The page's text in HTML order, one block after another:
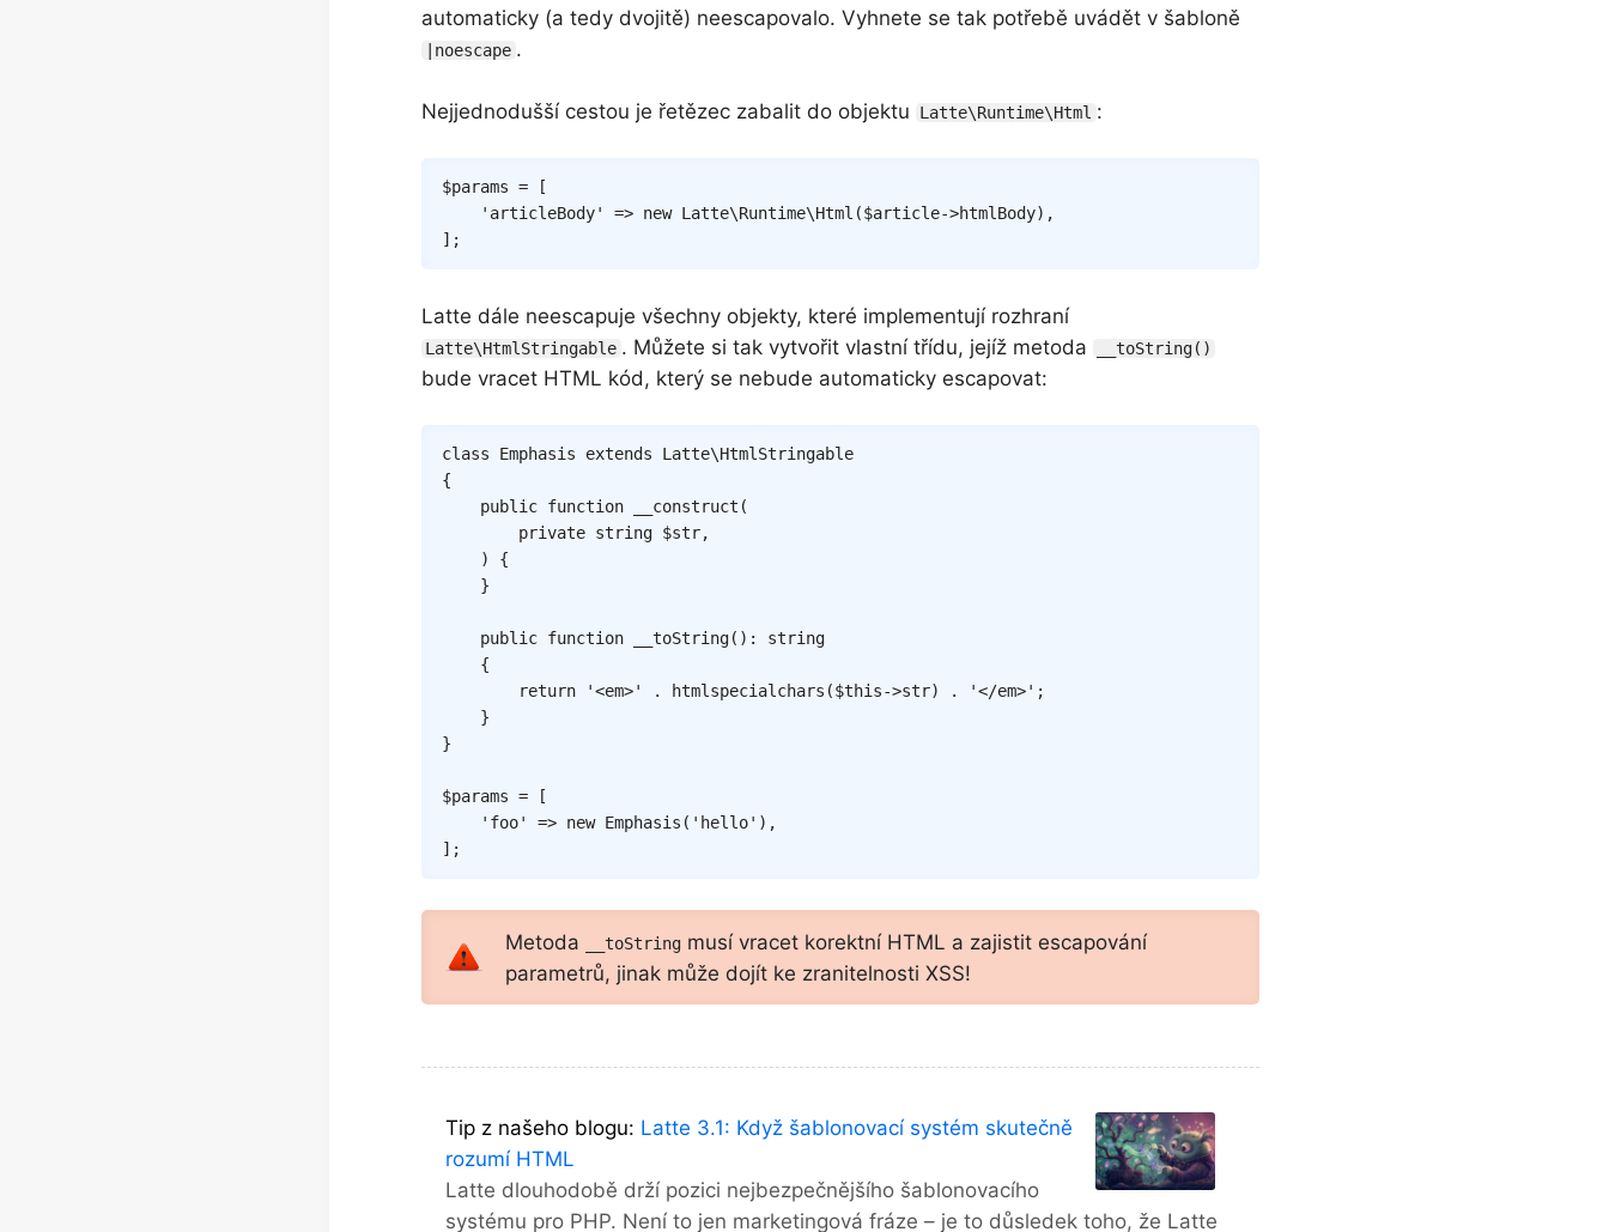
automaticky (a tedy dvojitě) neescapovalo. Vyhnete se tak potřebě uvádět v šabloně
|noescape .
Nejjednodušší cestou je řetězec zabalit do objektu Latte\Runtime\Html :
$params =
[
'articleBody'
=> new Latte\Runtime\Html ($article->htmlBody) ,
] ;
Latte dále neescapuje všechny objekty, které implementují rozhraní
Latte\HtmlStringable . Můžete si tak vytvořit vlastní třídu, jejíž metoda __toString()
bude vracet HTML kód, který se nebude automaticky escapovat:
class Emphasis extends Latte\HtmlStringable
{
public function __construct (
private string $str,
)
{
}
public function __toString( ) :
string
{
return
'<em>' . htmlspecialchars ($this->str) . '</em>' ;
}
}
$params =
[
'foo'
=> new Emphasis ( 'hello' ) ,
] ;
Metoda __toStringmusí vracet korektní HTML a zajistit escapování
parametrů, jinak může dojít ke zranitelnosti XSS!
Tip z našeho blogu: Latte 3.1: Když šablonovací systém skutečně
rozumí HTML
Latte dlouhodobě drží pozici nejbezpečnějšího šablonovacího
systému pro PHP. Není to jen marketingová fráze – je to důsledek toho, že Latte